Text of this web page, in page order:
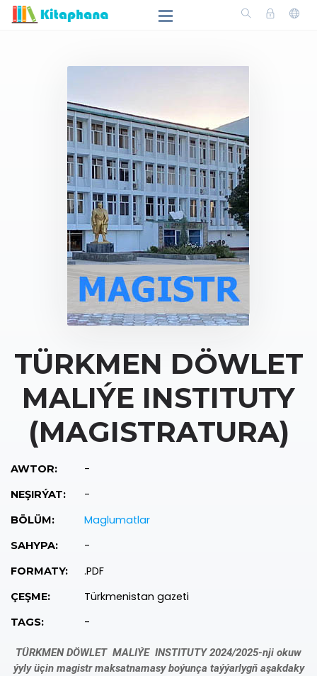
TÜRKMEN DÖWLET
MALIÝE INSTITUTY
(MAGISTRATURA)
AWTOR: -
NEŞIRÝAT: -
BÖLÜM: Maglumatlar
SAHYPA: -
FORMATY: .PDF
ÇEŞME: Türkmenistan gazeti
TAGS: -
TÜRKMEN DÖWLET MALIÝE INSTITUTY2024/2025-nji okuw
ýyly üçin magistr maksatnamasy boýunça taýýarlygň aşakdaky